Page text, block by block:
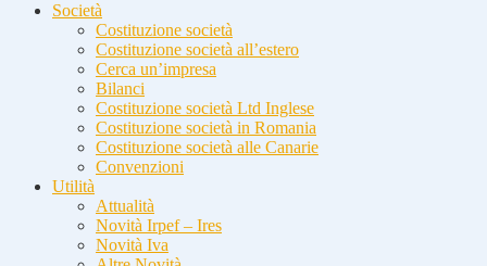
Società
Costituzione società
Costituzione società all’estero
Cerca un’impresa
Bilanci
Costituzione società Ltd Inglese
Costituzione società in Romania
Costituzione società alle Canarie
Convenzioni
Utilità
Attualità
Novità Irpef – Ires
Novità Iva